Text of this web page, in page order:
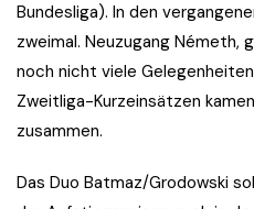
Bundesliga). In den
zweimal. Neuzugang Németh,
noch nicht viele
Zweitliga-Kurzeinsätzen
zusammen.
Das Duo Batmaz/Grodowski